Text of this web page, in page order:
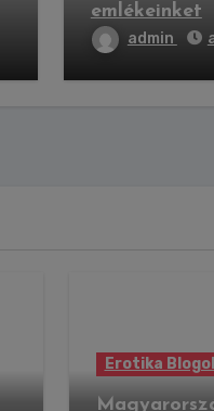
emlékeinket
admin
Erotika